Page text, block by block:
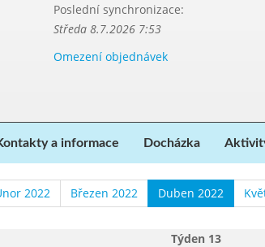
Poslední synchronizace:
Středa 8.7.2026 7:53
Omezení objednávek
a informace Docházka
2022 Březen 2022 Duben 2022
Týden 13